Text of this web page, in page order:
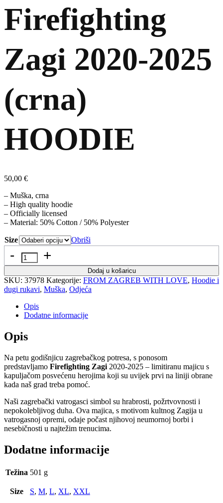
Firefighting
Zagi 2020-2025
(crna)
HOODIE
50,00 €
– Muška, crna
– High quality hoodie
– Officially licensed
– Material: 50% Cotton / 50% Polyester
Size
Obriši
Dodaj u košaricu
SKU: 37978 Kategorije: FROM ZAGREB WITH LOVE, Hoodie i
dugi rukavi, Muška, Odjeća
Opis
Dodatne informacije
Opis
Na petu godišnjicu zagrebačkog potresa, s ponosom
predstavljamo Firefighting Zagi 2020-2025 – limitiranu majicu s
kapuljačom posvećenu herojima koji su uvijek prvi na liniji obrane
kada naš grad treba pomoć.
Naši zagrebački vatrogasci simbol su hrabrosti, požrtvovnosti i
nepokolebljivog duha. Ova majica, s motivom kultnog Zagija u
vatrogasnoj opremi, odaje počast njihovoj neumornoj borbi i
nesebičnosti u najtežim trenucima.
Dodatne informacije
Težina 501 g
Size S, M, L, XL, XXL